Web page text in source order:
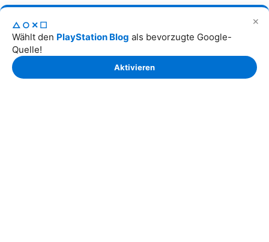
✕
△○✕☐
Wählt den PlayStation Blog als bevorzugte Google-
Quelle!
Aktivieren
Schalke 1:2 Inter Mailand